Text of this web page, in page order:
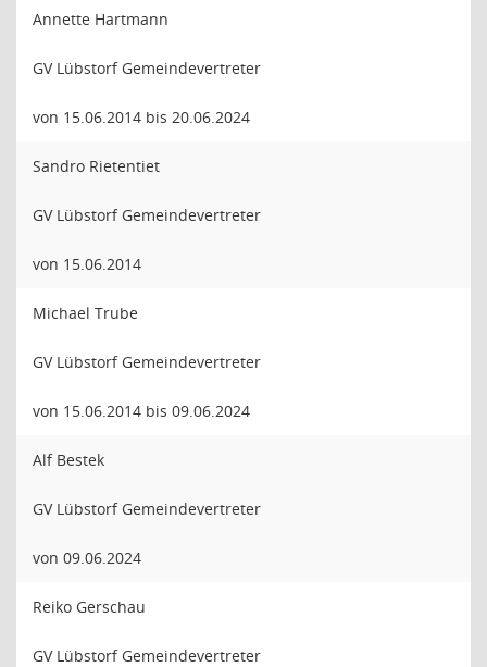
Annette Hartmann
GV Lübstorf Gemeindevertreter
von 15.06.2014 bis 20.06.2024
Sandro Rietentiet
GV Lübstorf Gemeindevertreter
von 15.06.2014
Michael Trube
GV Lübstorf Gemeindevertreter
von 15.06.2014 bis 09.06.2024
Alf Bestek
GV Lübstorf Gemeindevertreter
von 09.06.2024
Reiko Gerschau
GV Lübstorf Gemeindevertreter